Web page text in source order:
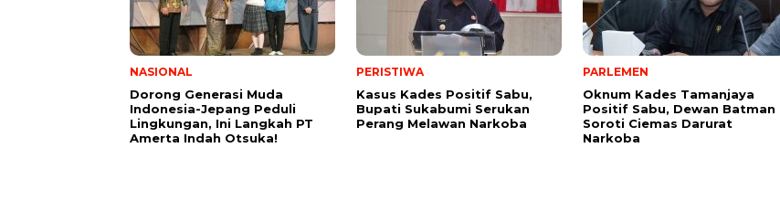
NASIONAL
Dorong Generasi Muda
Indonesia-Jepang Peduli
Lingkungan, Ini Langkah PT
Amerta Indah Otsuka!
PERISTIWA
Kasus Kades Positif Sabu,
Bupati Sukabumi Serukan
Perang Melawan Narkoba
PARLEMEN
Oknum Kades Tamanjaya
Positif Sabu, Dewan Batman
Soroti Ciemas Darurat
Narkoba